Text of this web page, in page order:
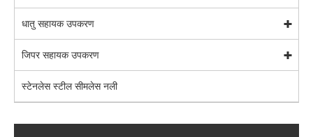
धातु सहायक उपकरण
जिपर सहायक उपकरण
स्टेनलेस स्टील सीमलेस नली